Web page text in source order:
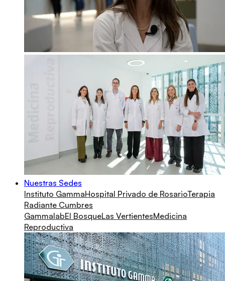
Nuestras Sedes
Instituto GammaHospital Privado de RosarioTerapia
Radiante Cumbres
GammalabEl BosqueLas VertientesMedicina
Reproductiva